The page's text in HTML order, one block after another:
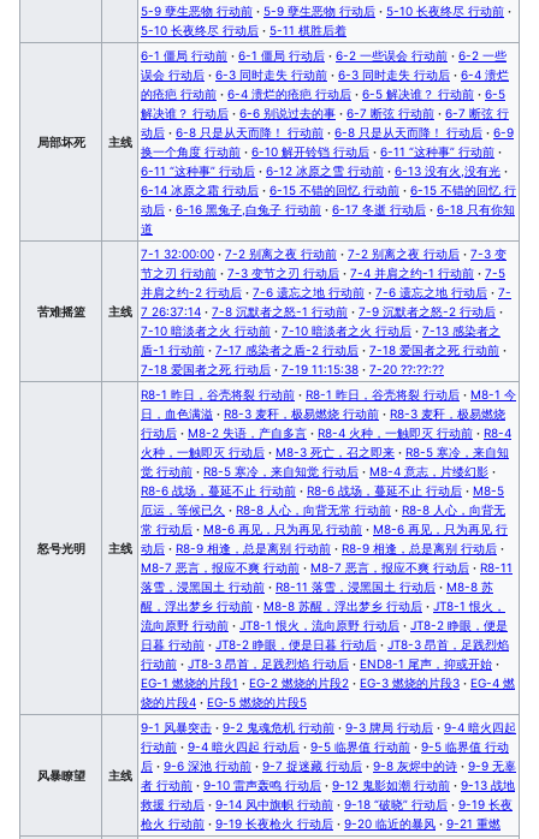
5-9 孽生恶物 行动前 · 5-9 孽生恶物 行动后 · 5-10 长夜终尽 行动前 ·
5-10 长夜终尽 行动后 · 5-11 棋胜后着
局部坏死 主线
6-1 僵局 行动前 · 6-1 僵局 行动后 · 6-2 一些误会 行动前 · 6-2 一些
误会 行动后 · 6-3 同时走失 行动前 · 6-3 同时走失 行动后 · 6-4 溃烂
的疮疤 行动前 · 6-4 溃烂的疮疤 行动后 · 6-5 解决谁？ 行动前 · 6-5
解决谁？ 行动后 · 6-6 别说过去的事 · 6-7 断弦 行动前 · 6-7 断弦 行
动后 · 6-8 只是从天而降！ 行动前 · 6-8 只是从天而降！ 行动后 · 6-9
换一个角度 行动前 · 6-10 解开铃铛 行动后 · 6-11 “这种事” 行动前 ·
6-11 “这种事” 行动后 · 6-12 冰原之雪 行动前 · 6-13 没有火,没有光 ·
6-14 冰原之霜 行动后 · 6-15 不错的回忆 行动前 · 6-15 不错的回忆 行
动后 · 6-16 黑兔子,白兔子 行动前 · 6-17 冬逝 行动后 · 6-18 只有你知
道
苦难摇篮 主线
7-1 32:00:00 · 7-2 别离之夜 行动前 · 7-2 别离之夜 行动后 · 7-3 变
节之刃 行动前 · 7-3 变节之刃 行动后 · 7-4 并肩之约-1 行动前 · 7-5
并肩之约-2 行动后 · 7-6 遗忘之地 行动前 · 7-6 遗忘之地 行动后 · 7-
7 26:37:14 · 7-8 沉默者之怒-1 行动前 · 7-9 沉默者之怒-2 行动后 ·
7-10 暗淡者之火 行动前 · 7-10 暗淡者之火 行动后 · 7-13 感染者之
盾-1 行动前 · 7-17 感染者之盾-2 行动后 · 7-18 爱国者之死 行动前 ·
7-18 爱国者之死 行动后 · 7-19 11:15:38 · 7-20 ??:??:??
怒号光明 主线
R8-1 昨日，谷壳将裂 行动前 · R8-1 昨日，谷壳将裂 行动后 · M8-1 今
日，血色满溢 · R8-3 麦秆，极易燃烧 行动前 · R8-3 麦秆，极易燃烧
行动后 · M8-2 失语，产自多言 · R8-4 火种，一触即灭 行动前 · R8-4
火种，一触即灭 行动后 · M8-3 死亡，召之即来 · R8-5 寒冷，来自知
觉 行动前 · R8-5 寒冷，来自知觉 行动后 · M8-4 意志，片缕幻影 ·
R8-6 战场，蔓延不止 行动前 · R8-6 战场，蔓延不止 行动后 · M8-5
厄运，等候已久 · R8-8 人心，向背无常 行动前 · R8-8 人心，向背无
常 行动后 · M8-6 再见，只为再见 行动前 · M8-6 再见，只为再见 行
动后 · R8-9 相逢，总是离别 行动前 · R8-9 相逢，总是离别 行动后 ·
M8-7 恶言，报应不爽 行动前 · M8-7 恶言，报应不爽 行动后 · R8-11
落雪，浸黑国土 行动前 · R8-11 落雪，浸黑国土 行动后 · M8-8 苏
醒，浮出梦乡 行动前 · M8-8 苏醒，浮出梦乡 行动后 · JT8-1 恨火，
流向原野 行动前 · JT8-1 恨火，流向原野 行动后 · JT8-2 睁眼，便是
日暮 行动前 · JT8-2 睁眼，便是日暮 行动后 · JT8-3 昂首，足践烈焰
行动前 · JT8-3 昂首，足践烈焰 行动后 · END8-1 尾声，抑或开始 ·
EG-1 燃烧的片段1 · EG-2 燃烧的片段2 · EG-3 燃烧的片段3 · EG-4 燃
烧的片段4 · EG-5 燃烧的片段5
风暴瞭望 主线
9-1 风暴突击 · 9-2 鬼魂危机 行动前 · 9-3 牌局 行动后 · 9-4 暗火四起
行动前 · 9-4 暗火四起 行动后 · 9-5 临界值 行动前 · 9-5 临界值 行动
后 · 9-6 深池 行动前 · 9-7 捉迷藏 行动后 · 9-8 灰烬中的诗 · 9-9 无辜
者 行动前 · 9-10 雷声轰鸣 行动后 · 9-12 鬼影如潮 行动前 · 9-13 战地
救援 行动后 · 9-14 风中旗帜 行动前 · 9-18 “破晓” 行动后 · 9-19 长夜
枪火 行动前 · 9-19 长夜枪火 行动后 · 9-20 临近的暴风 · 9-21 重燃